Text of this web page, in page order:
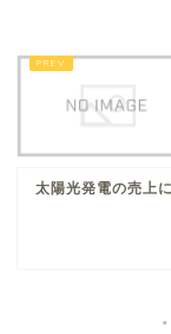
太陽光発電の売上